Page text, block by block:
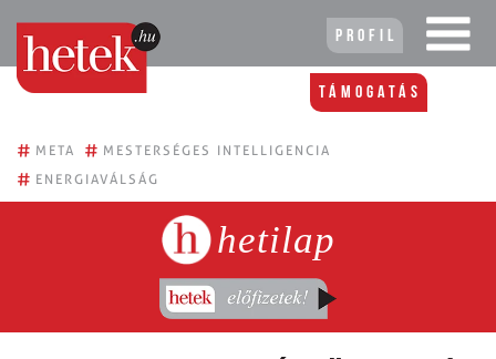
Profil
Támogatás
# META # MESTERSÉGES INTELLIGENCIA
# ENERGIAVÁLSÁG
hetilap